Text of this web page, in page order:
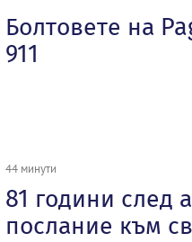
Болтовете на
911
44 минути
81 години след
послание към